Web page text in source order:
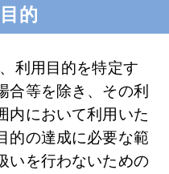
的
利用目的を特定す
合等を除き、その利
内において利用いた
的の達成に必要な範
いを行わないための